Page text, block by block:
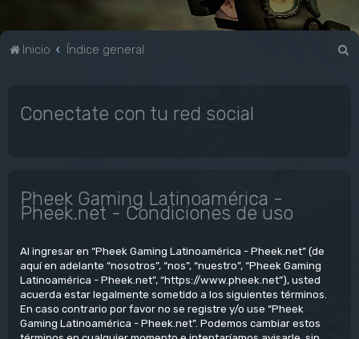
Inicio Índice general
Conectate con tu red social
Pheek Gaming Latinoamérica -
Pheek.net - Condiciones de uso
Al ingresar en “Pheek Gaming Latinoamérica - Pheek.net” (de
aquí en adelante “nosotros”, “nos”, “nuestro”, “Pheek Gaming
Latinoamérica - Pheek.net”, “https://www.pheek.net”), usted
acuerda estar legalmente sometido a los siguientes términos.
En caso contrario por favor no se registre y/o use “Pheek
Gaming Latinoamérica - Pheek.net”. Podemos cambiar estos